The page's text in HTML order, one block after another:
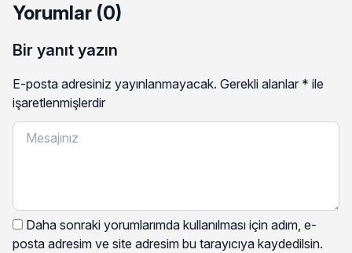
Yorumlar (0)
Bir yanıt yazın
E-posta adresiniz yayınlanmayacak. Gerekli alanlar * ile
işaretlenmişlerdir
Daha sonraki yorumlarımda kullanılması için adım, e-
posta adresim ve site adresim bu tarayıcıya kaydedilsin.